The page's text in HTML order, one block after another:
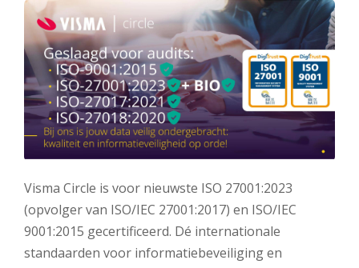
Visma Circle is voor nieuwste ISO 27001:2023
(opvolger van ISO/IEC 27001:2017) en ISO/IEC
9001:2015 gecertificeerd. Dé internationale
standaarden voor informatiebeveiliging en